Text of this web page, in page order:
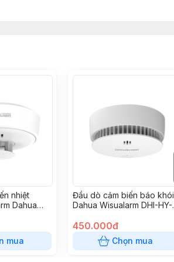
nhiệt
Dahua
mua
Đầu dò cảm biến báo khói
Dahua Wisualarm DHI-HY-
450.000đ
Chọn mua